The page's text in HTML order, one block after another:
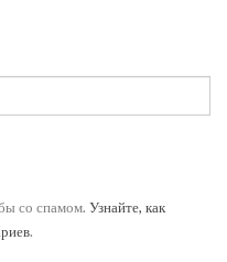
со спамом. Узнайте, как
.